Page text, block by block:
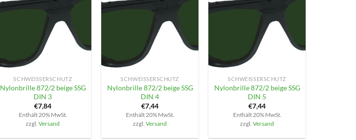
+
SCHWEISSERSCHUTZ
Nylonbrille 872/2 beige SSG
DIN 3
€7,84
Enthält 20% MwSt.
zzgl.Versand
+
SCHWEISSERSCHUTZ
Nylonbrille 872/2 beige SSG
DIN 4
€7,44
Enthält 20% MwSt.
zzgl.Versand
+
SCHWEISSERSCHUTZ
Nylonbrille 872/2 beige SSG
DIN 5
€7,44
Enthält 20% MwSt.
zzgl.Versand